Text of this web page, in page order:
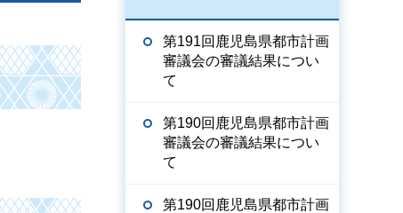
第191回鹿児島県都市計画
審議会の審議結果につい
て
第190回鹿児島県都市計画
審議会の審議結果につい
て
第190回鹿児島県都市計画